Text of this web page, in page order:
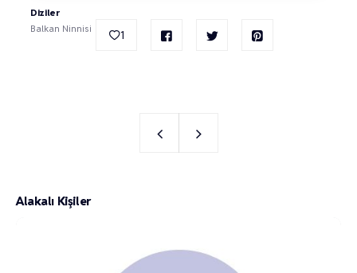
Diziler
Balkan Ninnisi
1
Alakalı Kişiler